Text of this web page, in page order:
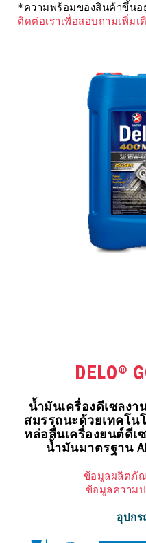
*ความพร้อมของสินค้าขึ้นอ
ติดต่อเราเพื่อสอบถามเพิ่มเ
DELO®
น้ำมันเครื่องดีเซลงา
สมรรถนะด้วยเทคโน
หล่อลื่นเครื่องยนต์ดีเ
น้ำมันมาตรฐาน
ข้อมูลผลิตภั
ข้อมูลความ
อุปกร